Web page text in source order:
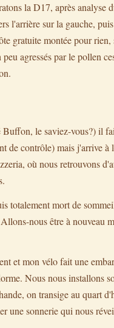
la D17, après analyse
l'arrière sur la gauche,
gratuite montée pour
agressés par le pollen
le saviez-vous?) il
de contrôle) mais j'arrive
où nous retrouvons
totalement mort de
nous être à nouveau
et mon vélo fait une
Nous nous installons
on transige au quart
une sonnerie qui nous